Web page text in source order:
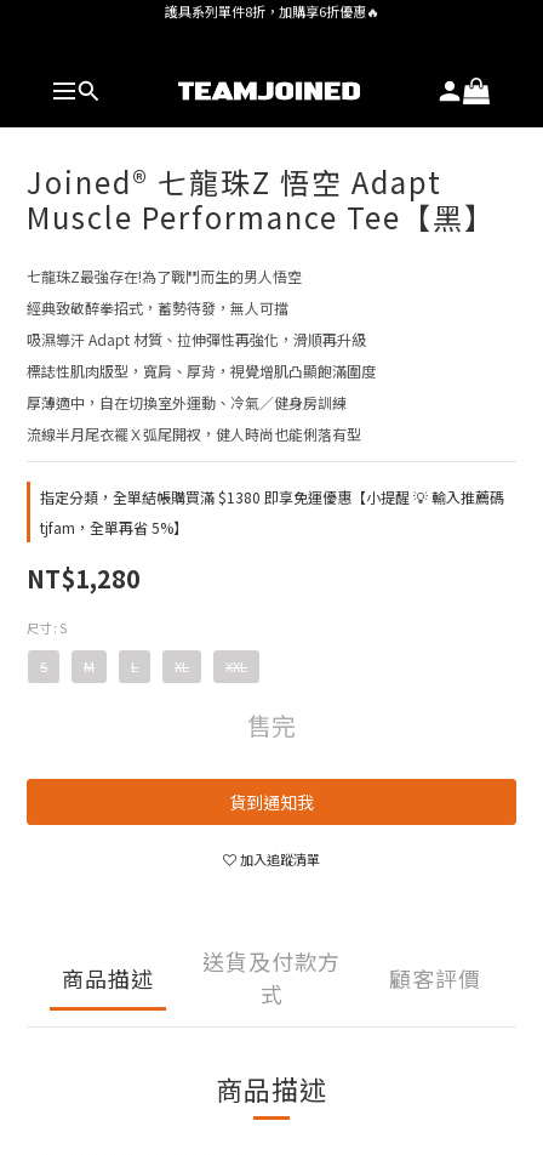
Joined® 七龍珠Z 悟空 Adapt
Muscle Performance Tee【黑】
七龍珠Z最強存在!為了戰鬥而生的男人悟空
經典致敬醉拳招式，蓄勢待發，無人可擋
吸濕導汗 Adapt 材質、拉伸彈性再強化，滑順再升級
標誌性肌肉版型，寬肩、厚背，視覺增肌凸顯飽滿圍度
厚薄適中，自在切換室外運動、冷氣／健身房訓練
流線半月尾衣襬Ｘ弧尾開衩，健人時尚也能俐落有型
指定分類，全單結帳購買滿 $1380 即享免運優惠【小提醒 💡 輸入推薦碼
tjfam，全單再省 5%】
NT$1,280
尺寸 : S
S M L XL XXL
售完
貨到通知我
加入追蹤清單
商品描述
送貨及付款方
式
顧客評價
商品描述